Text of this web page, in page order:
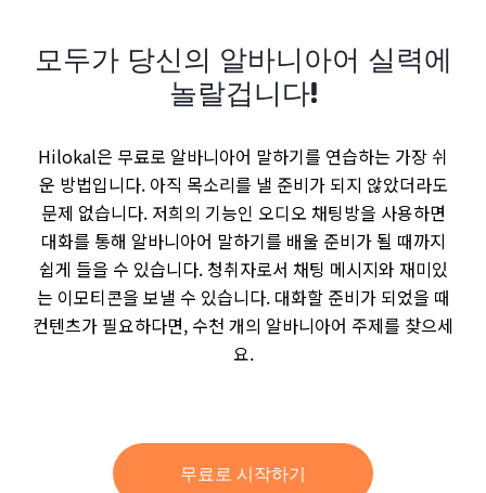
모두가 당신의 알바니아어 실력에
놀랄겁니다!
Hilokal은 무료로 알바니아어 말하기를 연습하는 가장 쉬
운 방법입니다. 아직 목소리를 낼 준비가 되지 않았더라도
문제 없습니다. 저희의 기능인 오디오 채팅방을 사용하면
대화를 통해 알바니아어 말하기를 배울 준비가 될 때까지
쉽게 들을 수 있습니다. 청취자로서 채팅 메시지와 재미있
는 이모티콘을 보낼 수 있습니다. 대화할 준비가 되었을 때
컨텐츠가 필요하다면, 수천 개의 알바니아어 주제를 찾으세
요.
무료로 시작하기